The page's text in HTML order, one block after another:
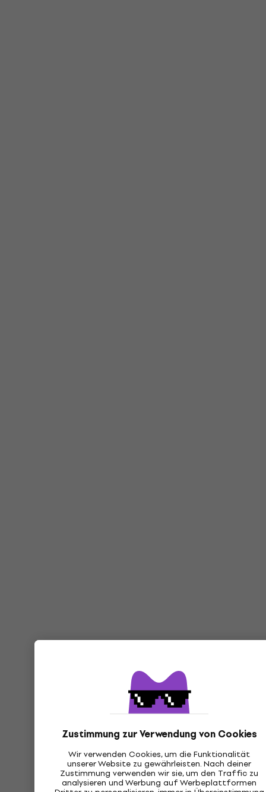
Zustimmung zur Verwendung von Cookies
Wir verwenden Cookies, um die Funktionalität
unserer Website zu gewährleisten. Nach deiner
Zustimmung verwenden wir sie, um den Traffic zu
analysieren und Werbung auf Werbeplattformen